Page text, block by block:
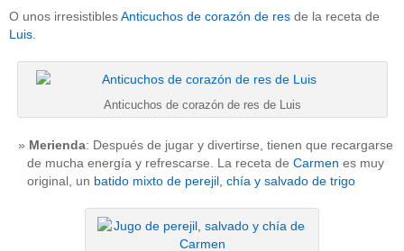
O unos irresistiblesAnticuchos de corazón de res de la receta de
Luis.
Anticuchos de corazón de res de Luis
Merienda: Después de jugar y divertirse, tienen que recargarse
de mucha energía y refrescarse. La receta de Carmen es muy
original, un batido mixto de perejil, chía y salvado de trigo